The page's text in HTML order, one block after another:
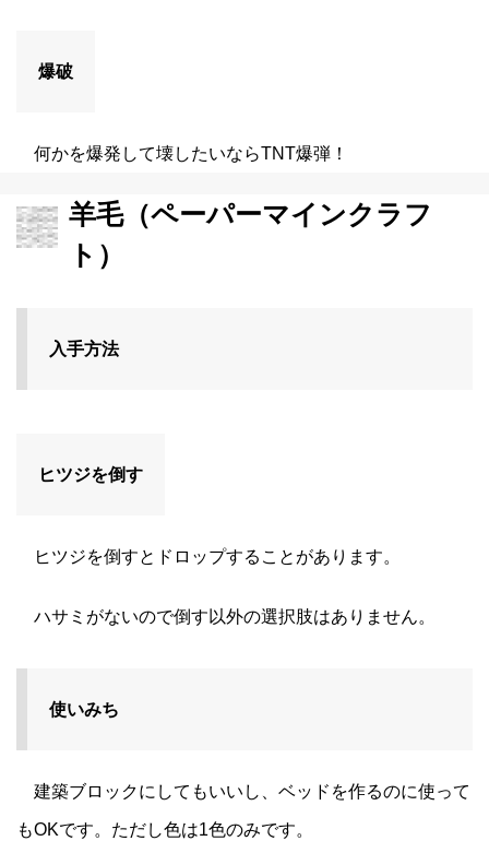
爆破
何かを爆発して壊したいならTNT爆弾！
羊毛（ペーパーマインクラフ
ト）
入手方法
ヒツジを倒す
ヒツジを倒すとドロップすることがあります。
ハサミがないので倒す以外の選択肢はありません。
使いみち
建築ブロックにしてもいいし、ベッドを作るのに使って
もOKです。ただし色は1色のみです。